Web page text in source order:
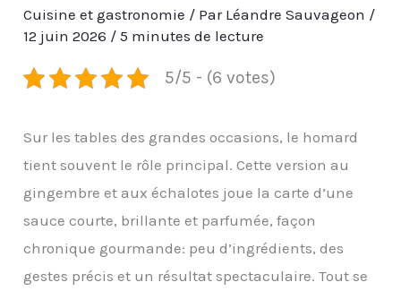
Cuisine et gastronomie / Par Léandre Sauvageon /
12 juin 2026 /5 minutes de lecture
5/5 - (6 votes)
Sur les tables des grandes occasions, le homard
tient souvent le rôle principal. Cette version au
gingembre et aux échalotes joue la carte d’une
sauce courte, brillante et parfumée, façon
chronique gourmande: peu d’ingrédients, des
gestes précis et un résultat spectaculaire. Tout se